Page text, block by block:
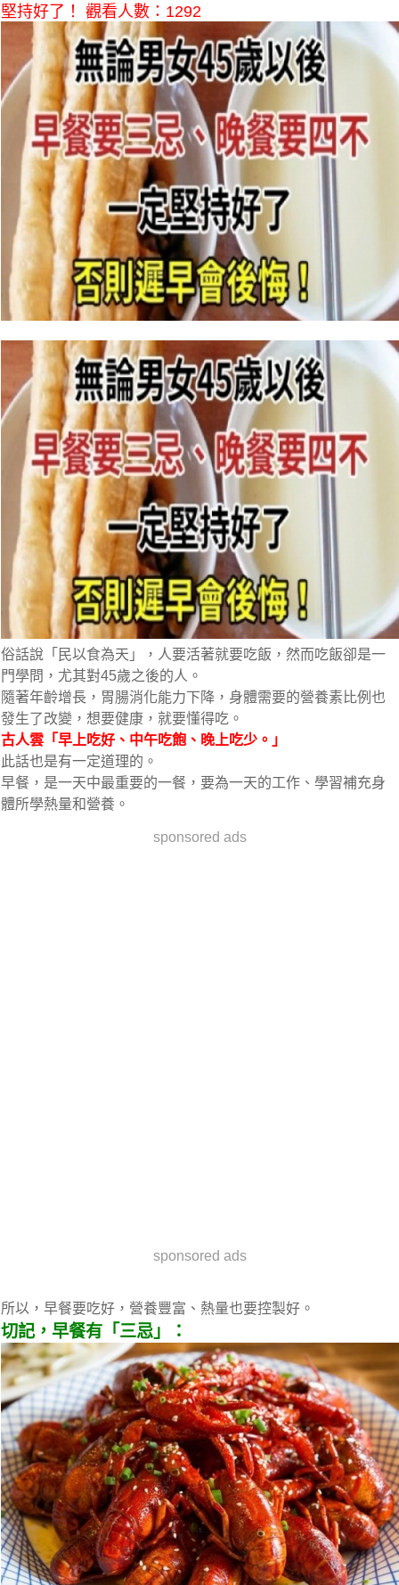
堅持好了！ 觀看人數：1292
俗話說「民以食為天」，人要活著就要吃飯，然而吃飯卻是一
門學問，尤其對45歲之後的人。
隨著年齡增長，胃腸消化能力下降，身體需要的營養素比例也
發生了改變，想要健康，就要懂得吃。
古人雲「早上吃好、中午吃飽、晚上吃少。」
此話也是有一定道理的。
早餐，是一天中最重要的一餐，要為一天的工作、學習補充身
體所學熱量和營養。
sponsored ads
sponsored ads
所以，早餐要吃好，營養豐富、熱量也要控製好。
切記，早餐有「三忌」：